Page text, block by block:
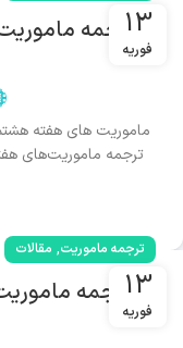
13
فوریه
13
فوریه
ترجمه ماموریت, مقالات